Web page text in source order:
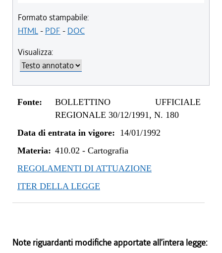
Formato stampabile:
HTML- PDF - DOC
Visualizza:
Fonte:
BOLLETTINO UFFICIALE
REGIONALE 30/12/1991, N. 180
Data di entrata in vigore: 14/01/1992
Materia: 410.02 - Cartografia
REGOLAMENTI DI ATTUAZIONE
ITER DELLA LEGGE
Note riguardanti modifiche apportate all’intera legge: